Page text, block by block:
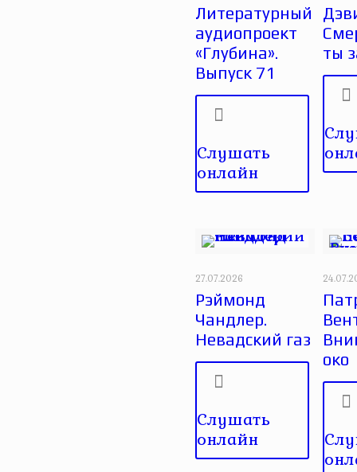
Литературный
аудиопроект
«Глубина».
Выпуск 71
Слушать
онлайн
ты
27.07.2026
Рэймонд
Чандлер.
Невадский газ
Слушать
онлайн
око